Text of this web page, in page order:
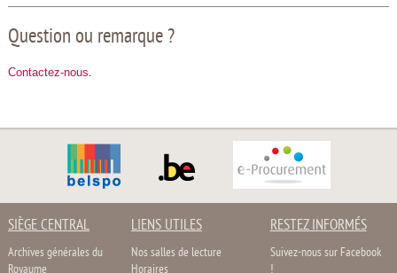
Question ou remarque ?
Contactez-nous.
SIÈGE CENTRAL
Archives générales du
LIENS UTILES
Nos salles de lecture
RESTEZ INFORMÉS
Suivez-nous sur Facebook